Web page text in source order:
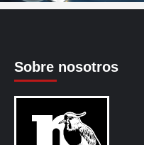
Sobre nosotros